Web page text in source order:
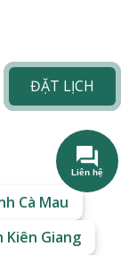
Cà Mau
Kiên Giang
ĐẶT LỊCH
Liên hệ